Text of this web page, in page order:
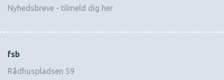
Nyhedsbreve - tilmeld dig her
fsb
Rådhuspladsen 59